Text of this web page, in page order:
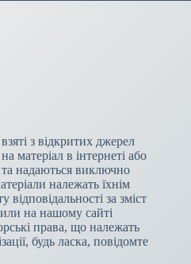
з відкритих джерел
матеріал в інтернеті або
та надаються виключно
належать їхнім
відповідальності за зміст
на нашому сайті
права, що належать
будь ласка, повідомте